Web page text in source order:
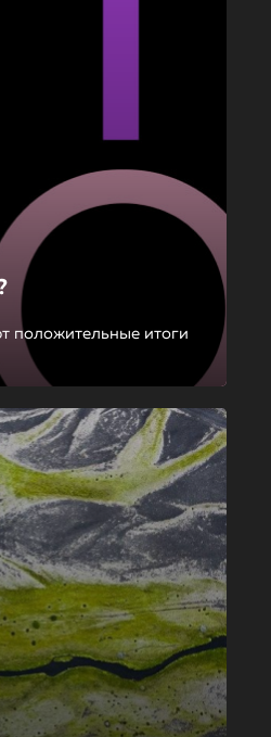
положительные итоги